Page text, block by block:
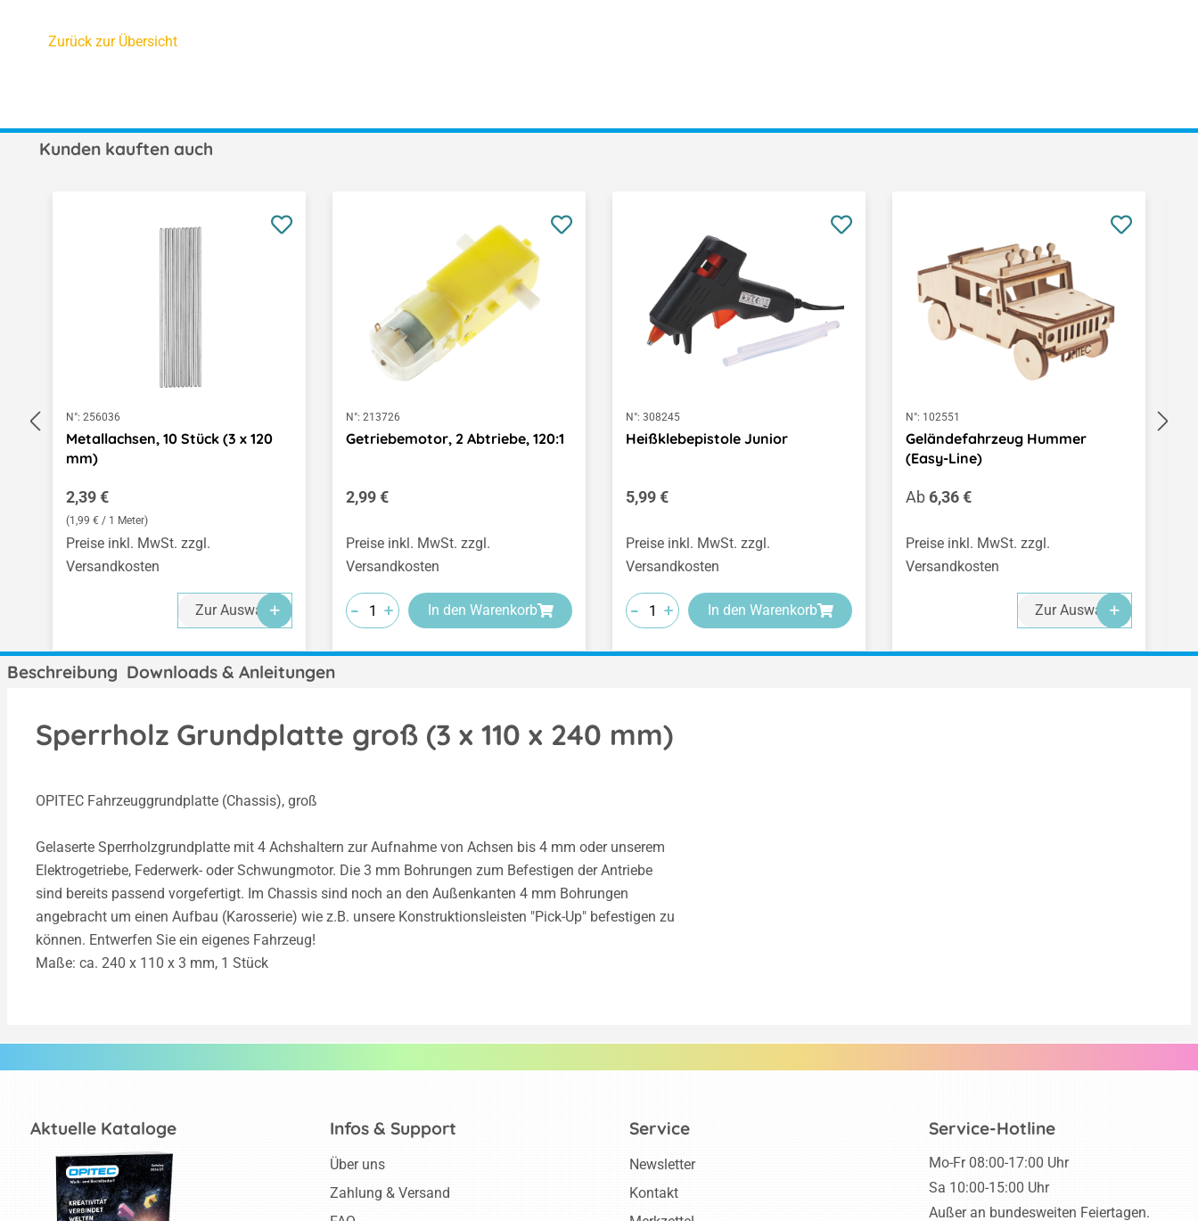
Zurück zur Übersicht
Kunden kauften auch
N°: 256036
Metallachsen, 10 Stück (3 x 120
mm)
Regulärer Preis:
2,39 €
(1,99 € / 1 Meter)
Preise inkl. MwSt. zzgl.
Versandkosten
Zur Auswahl
N°: 213726
Getriebemotor, 2 Abtriebe, 120:1
Regulärer Preis:
2,99 €
Preise inkl. MwSt. zzgl.
Versandkosten
-
-
- +
+
+ In den Warenkorb
N°: 308245
Heißklebepistole Junior
Regulärer Preis:
5,99 €
Preise inkl. MwSt. zzgl.
Versandkosten
-
-
- +
+
+ In den Warenkorb
N°: 102551
Geländefahrzeug Hummer
(Easy-Line)
Regulärer Preis:
Ab 6,36 €
Preise inkl. MwSt. zzgl.
Versandkosten
Zur Auswahl
Beschreibung Downloads & Anleitungen
Sperrholz Grundplatte groß (3 x 110 x 240 mm)
OPITEC Fahrzeuggrundplatte (Chassis), groß
Gelaserte Sperrholzgrundplatte mit 4 Achshaltern zur Aufnahme von Achsen bis 4 mm oder unserem
Elektrogetriebe, Federwerk- oder Schwungmotor. Die 3 mm Bohrungen zum Befestigen der Antriebe
sind bereits passend vorgefertigt. Im Chassis sind noch an den Außenkanten 4 mm Bohrungen
angebracht um einen Aufbau (Karosserie) wie z.B. unsere Konstruktionsleisten "Pick-Up" befestigen zu
können. Entwerfen Sie ein eigenes Fahrzeug!
Maße: ca. 240 x 110 x 3 mm, 1 Stück
Aktuelle Kataloge Service-Hotline
Mo-Fr 08:00-17:00 Uhr
Sa 10:00-15:00 Uhr
Außer an bundesweiten Feiertagen.
Infos & Support
Über uns
Zahlung & Versand
Service
Newsletter
Kontakt